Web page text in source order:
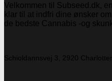
Velkommen til Subseed.dk,
klar til at indfri dine ønsker
de bedste Cannabis -og
Schioldannsvej 3, 2920